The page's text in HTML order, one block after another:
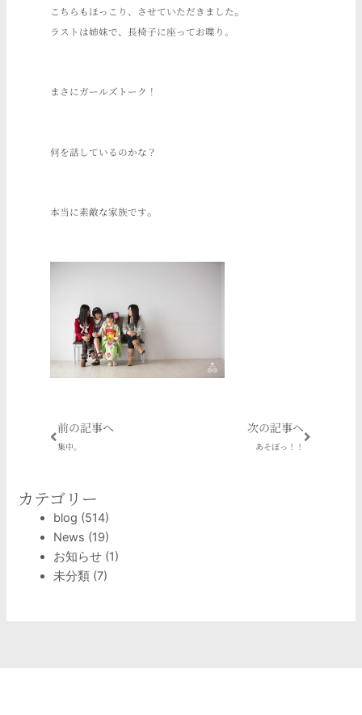
こちらもほっこり、させていただきました。
ラストは姉妹で、長椅子に座ってお喋り。
まさにガールズトーク！
何を話しているのかな？
本当に素敵な家族です。
Prev
前の記事へ
集中。
次の記事へ
あそぼっ！！
Next
カテゴリー
blog (514)
News (19)
お知らせ (1)
未分類 (7)